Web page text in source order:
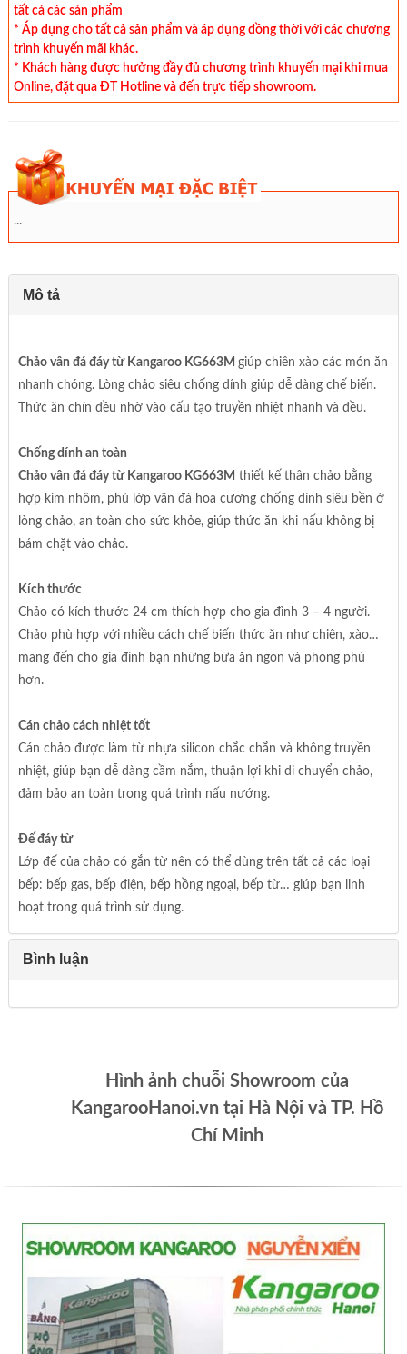
tất cả các sản phẩm
* Áp dụng cho tất cả sản phẩm và áp dụng đồng thời với các chương
trình khuyến mãi khác.
* Khách hàng được hưởng đầy đủ chương trình khuyến mại khi mua
Online, đặt qua ĐT Hotline và đến trực tiếp showroom.
...
Mô tả
Chảo vân đá đáy từ Kangaroo KG663M giúp chiên xào các món ăn
nhanh chóng. Lòng chảo siêu chống dính giúp dễ dàng chế biến.
Thức ăn chín đều nhờ vào cấu tạo truyền nhiệt nhanh và đều.
Chống dính an toàn
Chảo vân đá đáy từ Kangaroo KG663M thiết kế thân chảo bằng
hợp kim nhôm, phủ lớp vân đá hoa cương chống dính siêu bền ở
lòng chảo, an toàn cho sức khỏe, giúp thức ăn khi nấu không bị
bám chặt vào chảo.
Kích thước
Chảo có kích thước 24 cm thích hợp cho gia đình 3 – 4 người.
Chảo phù hợp với nhiều cách chế biến thức ăn như chiên, xào…
mang đến cho gia đình bạn những bữa ăn ngon và phong phú
hơn.
Cán chảo cách nhiệt tốt
Cán chảo được làm từ nhựa silicon chắc chắn và không truyền
nhiệt, giúp bạn dễ dàng cầm nắm, thuận lợi khi di chuyển chảo,
đảm bảo an toàn trong quá trình nấu nướng.
Đế đáy từ
Lớp đế của chảo có gắn từ nên có thể dùng trên tất cả các loại
bếp: bếp gas, bếp điện, bếp hồng ngoại, bếp từ… giúp bạn linh
hoạt trong quá trình sử dụng.
Bình luận
Hình ảnh chuỗi Showroom của
KangarooHanoi.vn tại Hà Nội và TP. Hồ
Chí Minh